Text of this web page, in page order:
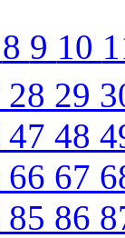
8 9 10
28 29
47 48
66 67
85 86